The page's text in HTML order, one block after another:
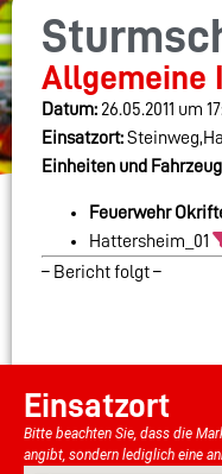
Allgemeine
Datum: 26.05.2011 um
Einsatzort:
Einheiten und
Feuerwehr
Hattersheim_01
– Bericht folgt –
Einsatzort
Bitte beachten Sie, dass die
angibt, sondern lediglich eine